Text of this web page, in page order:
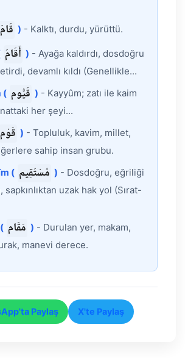
قَامَ ) - Kalktı, durdu, yürüttü.
أَقَامَ ) - Ayağa kaldırdı, dosdoğru
devamlı kıldı (Genellikle...
( قَيُّوم ) - Kayyûm; zatı ile kaim
her şeyi...
قَوْم ) - Topluluk, kavim, millet,
sahip insan grubu.
( مُسْتَقِيم ) - Dosdoğru, eğriliği
sapkınlıktan uzak hak yol (Sırat-
مَقَام ) - Durulan yer, makam,
manevi derece.
Paylaş X'te Paylaş